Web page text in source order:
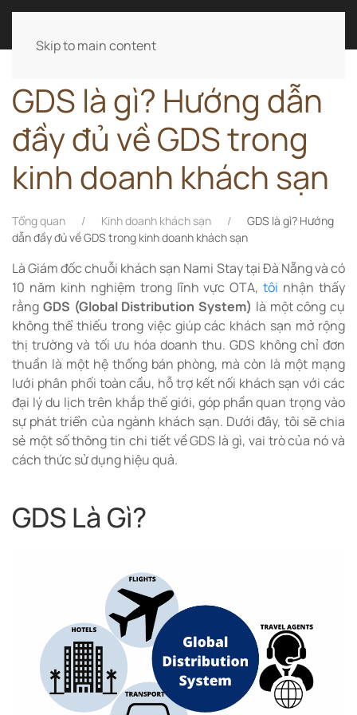
Skip to main content
GDS là gì? Hướng dẫn
đầy đủ về GDS trong
kinh doanh khách sạn
Tổng quan Kinh doanh khách sạn
GDS là gì? Hướng
dẫn đầy đủ về GDS trong kinh doanh khách sạn
Là Giám đốc chuỗi khách sạn Nami Stay tại Đà Nẵng và có
10 năm kinh nghiệm trong lĩnh vực OTA,tôi nhận thấy
rằng GDS (Global Distribution System) là một công cụ
không thể thiếu trong việc giúp các khách sạn mở rộng
thị trường và tối ưu hóa doanh thu. GDS không chỉ đơn
thuần là một hệ thống bán phòng, mà còn là một mạng
lưới phân phối toàn cầu, hỗ trợ kết nối khách sạn với các
đại lý du lịch trên khắp thế giới, góp phần quan trọng vào
sự phát triển của ngành khách sạn. Dưới đây, tôi sẽ chia
sẻ một số thông tin chi tiết về GDS là gì, vai trò của nó và
cách thức sử dụng hiệu quả.
GDS Là Gì?